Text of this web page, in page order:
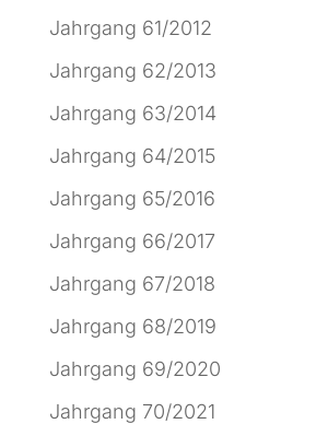
Jahrgang 61/2012
Jahrgang 62/2013
Jahrgang 63/2014
Jahrgang 64/2015
Jahrgang 65/2016
Jahrgang 66/2017
Jahrgang 67/2018
Jahrgang 68/2019
Jahrgang 69/2020
Jahrgang 70/2021